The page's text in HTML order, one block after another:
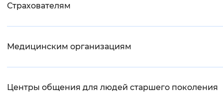
Страхователям
Медицинским организациям
Центры общения для людей старшего поколения